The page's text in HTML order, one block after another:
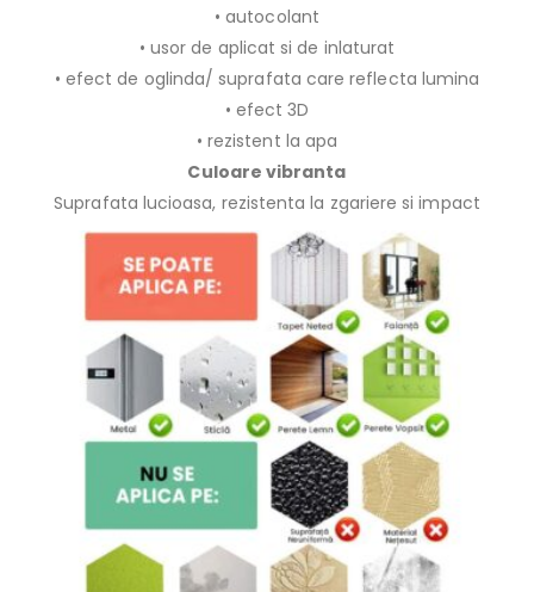
• autocolant
• usor de aplicat si de inlaturat
• efect de oglinda/ suprafata care reflecta lumina
• efect 3D
• rezistent la apa
Culoare vibranta
Suprafata lucioasa, rezistenta la zgariere si impact